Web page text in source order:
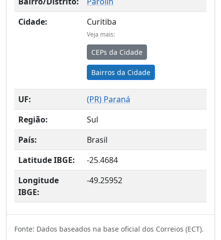
Cidade:
Curitiba
Veja mais:
CEPs da Cidade
Bairros da Cidade
UF: (PR) Paraná
Região:
Sul
País:
Brasil
Latitude IBGE:
-25.4684
Longitude
IBGE:
-49.25952
Fonte: Dados baseados na base oficial dos Correios (ECT).